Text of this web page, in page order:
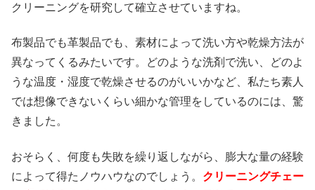
クリーニングを研究して確立させていますね。
布製品でも革製品でも、素材によって洗い方や乾燥方法が
異なってくるみたいです。どのような洗剤で洗い、どのよ
うな温度・湿度で乾燥させるのがいいかなど、私たち素人
では想像できないくらい細かな管理をしているのには、驚
きました。
おそらく、何度も失敗を繰り返しながら、膨大な量の経験
によって得たノウハウなのでしょう。 クリーニングチェー